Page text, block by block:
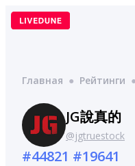
Перейти
Главная ● Рейтинги ●
JG說真的
@jgtruestock
#44821 #19641